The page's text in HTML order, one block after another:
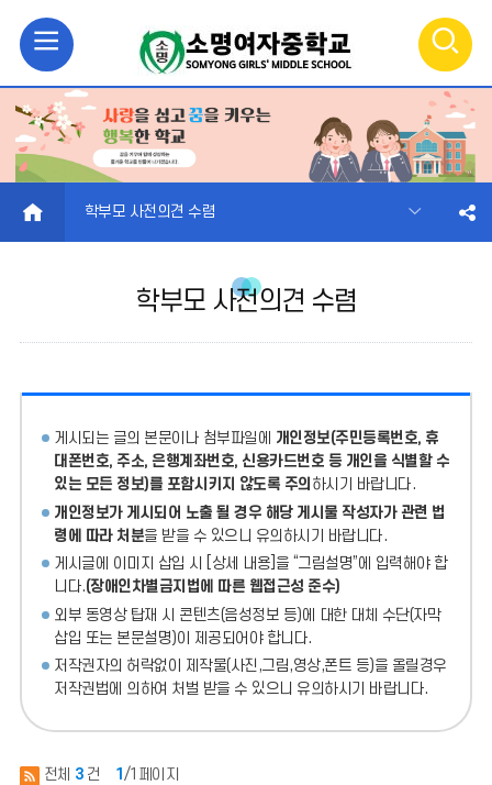
모
바
일
메
뉴
검
색
열
기
HOME 학부모 사전의견 수렴
학부모 사전의견 수렴
게시되는 글의 본문이나 첨부파일에 개인정보(주민등록번호, 휴
대폰번호, 주소, 은행계좌번호, 신용카드번호 등 개인을 식별할 수
있는 모든 정보)를 포함시키지 않도록 주의 하시기 바랍니다.
개인정보가 게시되어 노출 될 경우 해당 게시물 작성자가 관련 법
령에 따라 처분을 받을 수 있으니 유의하시기 바랍니다.
게시글에 이미지 삽입 시 [상세 내용]을 “그림설명”에 입력해야 합
니다.(장애인차별금지법에 따른 웹접근성 준수)
외부 동영상 탑재 시 콘텐츠(음성정보 등)에 대한 대체 수단(자막
삽입 또는 본문설명)이 제공되어야 합니다.
저작권자의 허락없이 제작물(사진,그림,영상,폰트 등)을 올릴경우
저작권법에 의하여 처벌 받을 수 있으니 유의하시기 바랍니다.
전체 3 건 1 /1페이지